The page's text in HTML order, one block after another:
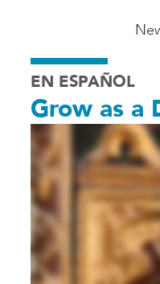
Main
-
EN ESPAÑOL
Grow as a